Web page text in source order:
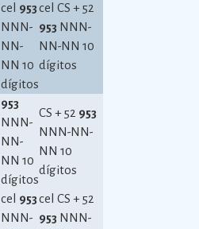
cel 953
NNN-
NN-
NN 10
dígitos
cel CS + 52
953 NNN-
NN-NN 10
dígitos
953
NNN-
NN-
NN 10
dígitos
CS + 52 953
NNN-NN-
NN 10
dígitos
cel 953
NNN-
cel CS + 52
953 NNN-